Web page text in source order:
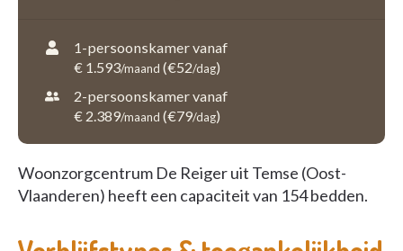
1-persoonskamer vanaf
€ 1.593/maand (€52/dag)
2-persoonskamer vanaf
€ 2.389/maand (€79/dag)
Woonzorgcentrum De Reiger uit Temse (Oost-
Vlaanderen) heeft een capaciteit van 154 bedden.